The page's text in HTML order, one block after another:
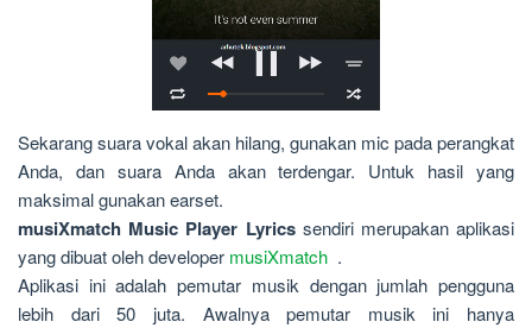
Sekarang suara vokal akan hilang, gunakan mic pada perangkat
Anda, dan suara Anda akan terdengar. Untuk hasil yang
maksimal gunakan earset.
musiXmatch Music Player Lyricssendiri merupakan aplikasi
yang dibuat oleh developer musiXmatch .
Aplikasi ini adalah pemutar musik dengan jumlah pengguna
lebih dari 50 juta. Awalnya pemutar musik ini hanya